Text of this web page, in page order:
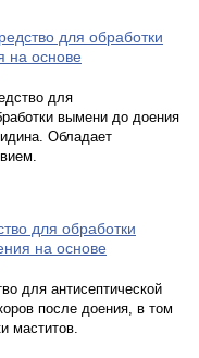
для обработки
на основе
для
вымени до доения
Обладает
для обработки
на основе
для антисептической
после доения, в том
маститов.